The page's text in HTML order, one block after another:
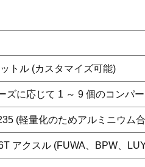
トル (カスタマイズ可能)
ズに応じて 1 ～ 9 個のコンパ
(軽量化のためアルミニウム
アクスル (FUWA、BPW、